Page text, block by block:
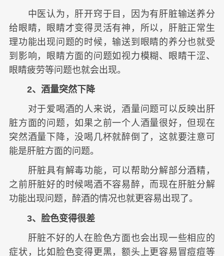
中医认为，肝开窍于目，因为有肝脏输送养分
给眼睛，眼睛才变得灵活有神，所以，肝脏正常生
理功能出现问题的时候，输送到眼睛的养分也就受
到影响，眼睛方面的问题如视力模糊、眼睛干涩、
眼睛疲劳等问题也就会出现。
2、酒量突然下降
对于爱喝酒的人来说，酒量问题可以反映出肝
脏方面的问题，如果之前一个人酒量很好，但现在
突然酒量下降，没喝几杯就醉倒了，这就要注意可
能是肝脏方面的问题。
肝脏具有解毒功能，可以帮助分解部分酒精，
之前肝脏好的时候喝酒不容易醉，而现在肝脏分解
功能出现问题，醉酒的情况也就更容易出现了。
3、脸色变得很差
肝脏不好的人在脸色方面也会出现一些相应的
症状，比如脸色变得更黑，额头上更容易冒痘痘等